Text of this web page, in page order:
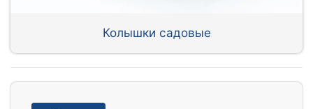
Колышки садовые